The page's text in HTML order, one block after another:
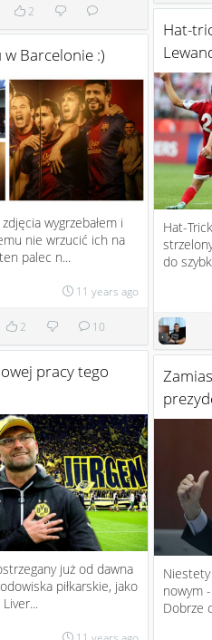
2
Hat-
Hat-
do
Barcelonie :)
wygrzebałem i
nie wrzucić ich na
palec n...
11 years ago
2 10
pracy tego
już od dawna
piłkarskie, jako
nowym
Dobrze